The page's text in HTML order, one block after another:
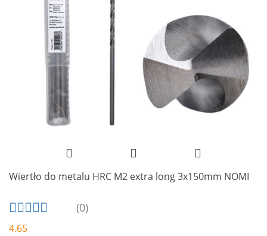
Wiertło do metalu HRC M2 extra long 3x150mm NOMI
(0)
4.65